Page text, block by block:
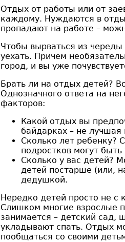
Отдых от работы или от
каждому. Нуждаются в
пропадают на работе –
Чтобы вырваться из
уехать. Причем
город, и вы уже
Брать ли на отдых детей?
Однозначного ответа на
факторов:
Какой отдых вы
байдарках – не лучшая
Сколько лет ребенку?
подростков могут
Сколько у вас детей?
детей постарше (или,
дедушкой.
Нередко детей просто не с
Слишком многие взрослые
занимается – детский сад,
укладывают спать. Отдых
пообщаться со своими